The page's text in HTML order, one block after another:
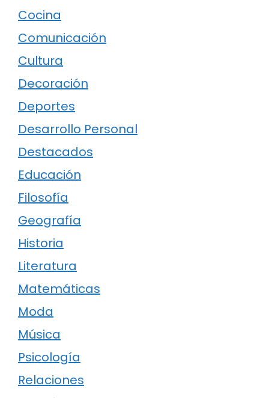
Cocina
Comunicación
Cultura
Decoración
Deportes
Desarrollo Personal
Destacados
Educación
Filosofía
Geografía
Historia
Literatura
Matemáticas
Moda
Música
Psicología
Relaciones